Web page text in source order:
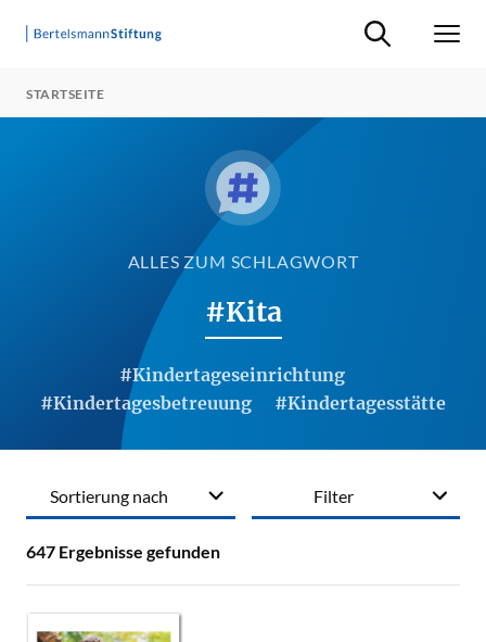
Suche ein-/
STARTSEITE
ALLES ZUM SCHLAGWORT
#Kita
#Kindertageseinrichtung
#Kindertagesbetreuung
#Kindertagesstätte
Filter
647 Ergebnisse gefunden
Sortierung nach